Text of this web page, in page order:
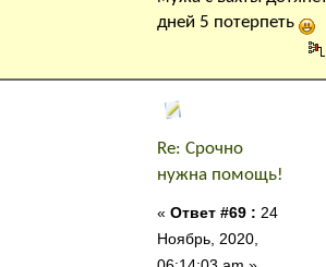
дней 5 потерпеть
Re: Срочно
нужна помощь!
« Ответ #69 : 24
Ноябрь, 2020,